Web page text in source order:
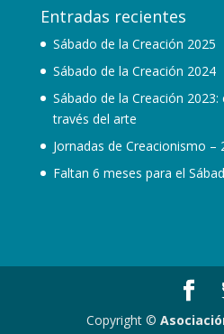
Entradas recientes
Sábado de la Creación 2025
Sábado de la Creación 2024
Sábado de la Creación
través del arte
Jornadas de Creacionismo –
Faltan 6 meses para el
Copyright ©